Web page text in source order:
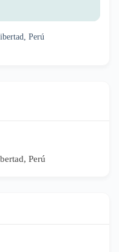
Perú
Perú